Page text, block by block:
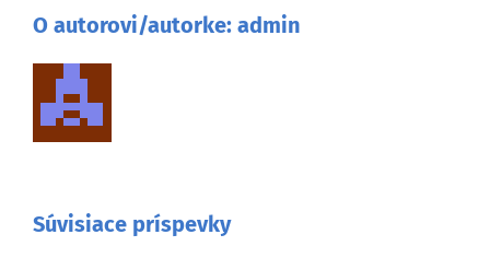
O autorovi/autorke: admin
Súvisiace príspevky